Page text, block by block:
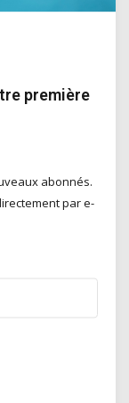
première
abonnés.
par e-